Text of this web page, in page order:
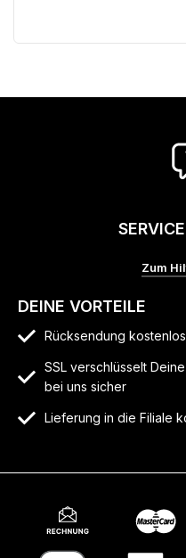
Zum
DEINE VORTEILE
Rücksendung kostenlos
SSL verschlüsselt
bei uns sicher
Lieferung in die Filiale